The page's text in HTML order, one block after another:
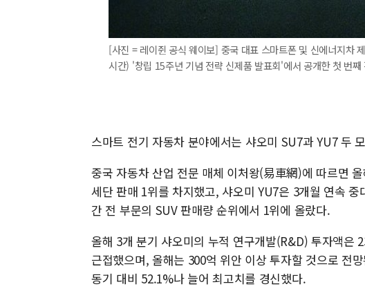
[사진 = 레이쥔 공식 웨이보] 중국 대표 스마트폰 및 신에너지차
시간) '창립 15주년 기념 전략 신제품 발표회'에서 공개한 첫 번
스마트 전기 자동차 분야에서는 샤오미 SU7과 YU7 두
중국 자동차 산업 전문 매체 이처왕(易車網)에 따르면
세단 판매 1위를 차지했고, 샤오미 YU7은 3개월 연속
간 전 부문의 SUV 판매량 순위에서 1위에 올랐다.
올해 3개 분기 샤오미의 누적 연구개발(R&D) 투자액은
근접했으며, 올해는 300억 위안 이상 투자할 것으로 전
동기 대비 52.1%나 늘어 최고치를 경신했다.